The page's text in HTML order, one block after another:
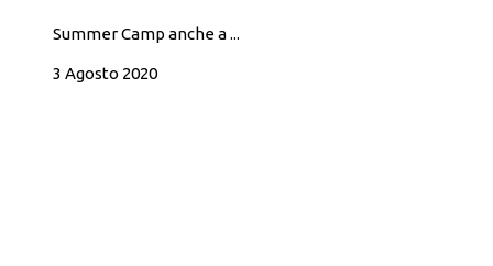
Summer Camp anche a ...
3 Agosto 2020